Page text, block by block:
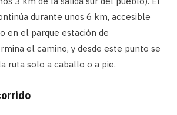
durante unos 6 km, accesible
en el parque estación de
el camino, y desde este punto se
ruta solo a caballo o a pie.